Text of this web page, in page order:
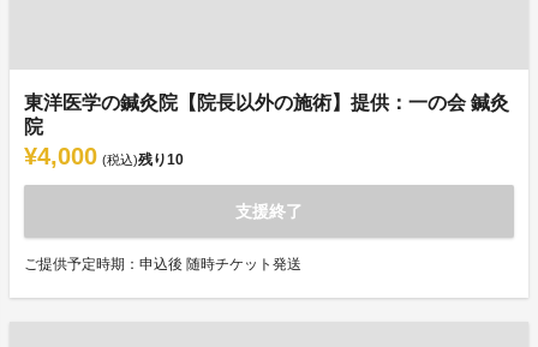
東洋医学の鍼灸院【院長以外の施術】提供：一の会 鍼灸
院
¥4,000 (税込)残り10
支援終了
ご提供予定時期：申込後 随時チケット発送